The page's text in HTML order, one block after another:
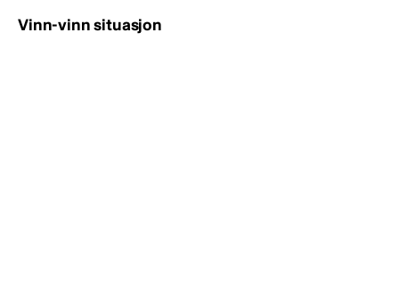
Vinn-vinn situasjon